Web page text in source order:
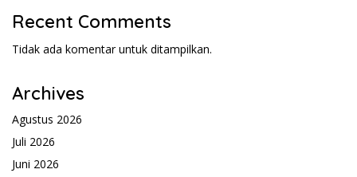
Recent Comments
Tidak ada komentar untuk ditampilkan.
Archives
Agustus 2026
Juli 2026
Juni 2026